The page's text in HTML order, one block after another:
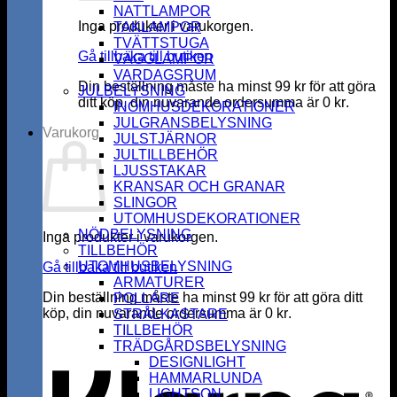
Inga produkter i varukorgen.
Gå tillbaka till butiken
Din beställning måste ha minst99 kr för att göra
ditt köp, din nuvarande ordersumma är 0 kr.
Varukorg
Inga produkter i varukorgen.
Gå tillbaka till butiken
Din beställning måste ha minst99 kr för att göra ditt
köp, din nuvarande ordersumma är 0 kr.
NATTLAMPOR
TAKLAMPOR
TVÄTTSTUGA
VÄGGLAMPOR
VARDAGSRUM
JULBELYSNING
INOMHUSDEKORATIONER
JULGRANSBELYSNING
JULSTJÄRNOR
JULTILLBEHÖR
LJUSSTAKAR
KRANSAR OCH GRANAR
SLINGOR
UTOMHUSDEKORATIONER
NÖDBELYSNING
TILLBEHÖR
UTOMHUSBELYSNING
ARMATURER
POLLARE
STRÅLKASTARE
TILLBEHÖR
TRÄDGÅRDSBELYSNING
DESIGNLIGHT
HAMMARLUNDA
LIGHTSON